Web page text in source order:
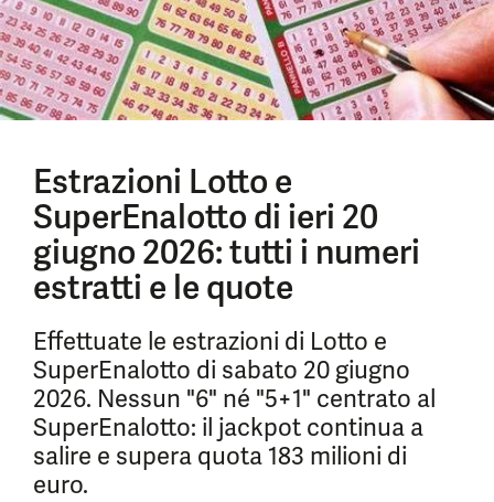
Estrazioni Lotto e
SuperEnalotto di ieri 20
giugno 2026: tutti i numeri
estratti e le quote
Effettuate le estrazioni di Lotto e
SuperEnalotto di sabato 20 giugno
2026. Nessun "6" né "5+1" centrato al
SuperEnalotto: il jackpot continua a
salire e supera quota 183 milioni di
euro.